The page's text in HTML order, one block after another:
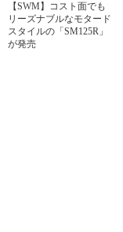
【SWM】コスト面でも
リーズナブルなモタード
スタイルの「SM125R」
が発売